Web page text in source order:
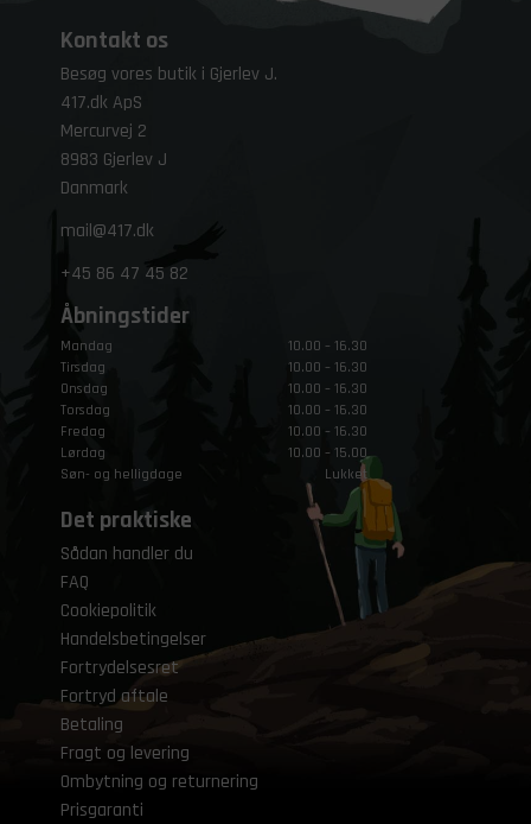
Kontakt os
Besøg vores butik i Gjerlev J.
417.dk ApS
Mercurvej 2
8983 Gjerlev J
Danmark
mail@417.dk
+45 86 47 45 82
Åbningstider
Mandag
10.00 – 16.30
Tirsdag
10.00 – 16.30
Onsdag
10.00 – 16.30
Torsdag
10.00 – 16.30
Fredag
10.00 – 16.30
Lørdag
10.00 – 15.00
Søn- og helligdage
Lukket
Det praktiske
Sådan handler du
FAQ
Cookiepolitik
Handelsbetingelser
Fortrydelsesret
Fortryd aftale
Betaling
Fragt og levering
Ombytning og returnering
Prisgaranti